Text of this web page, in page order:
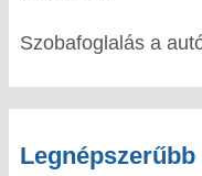
Szobafoglalás a